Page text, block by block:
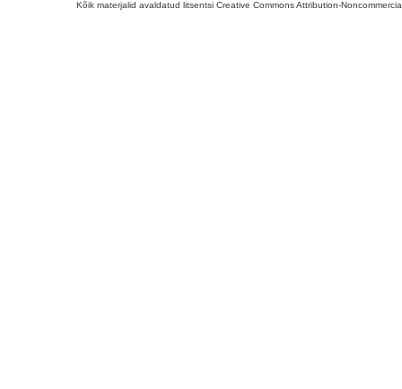
Kõik materjalid avaldatud litsentsi Creative Commons Attribution-